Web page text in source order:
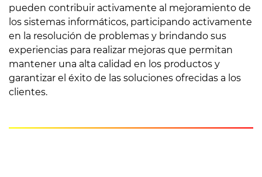
pueden contribuir activamente al mejoramiento de
los sistemas informáticos, participando activamente
en la resolución de problemas y brindando sus
experiencias para realizar mejoras que permitan
mantener una alta calidad en los productos y
garantizar el éxito de las soluciones ofrecidas a los
clientes.